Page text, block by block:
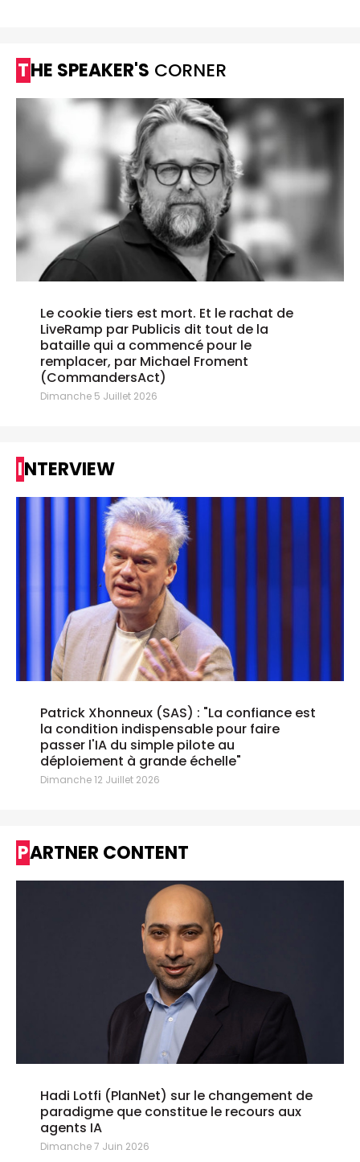
THE SPEAKER'S CORNER
Le cookie tiers est mort. Et le rachat de
LiveRamp par Publicis dit tout de la
bataille qui a commencé pour le
remplacer, par Michael Froment
(CommandersAct)
Dimanche 5 Juillet 2026
INTERVIEW
Patrick Xhonneux (SAS) : "La confiance est
la condition indispensable pour faire
passer l'IA du simple pilote au
déploiement à grande échelle"
Dimanche 12 Juillet 2026
PARTNER CONTENT
Hadi Lotfi (PlanNet) sur le changement de
paradigme que constitue le recours aux
agents IA
Dimanche 7 Juin 2026